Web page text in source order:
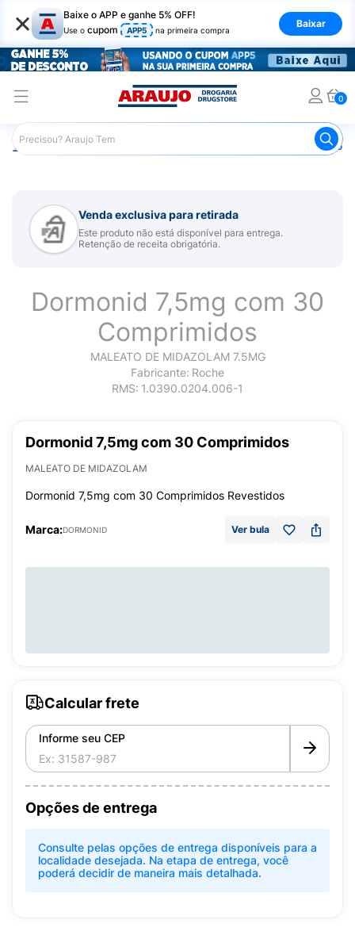
× Baixe o APP e ganhe 5% OFF!
Use o cupom APP5 na primeira compra
Baixar
0
Araujo Medicamentos Remédio para Sistema Nervoso
Venda exclusiva para retirada
Este produto não está disponível para entrega.
Retenção de receita obrigatória.
Dormonid 7,5mg com 30
Comprimidos
MALEATO DE MIDAZOLAM 7.5MG
Fabricante: Roche
RMS: 1.0390.0204.006-1
Dormonid 7,5mg com 30 Comprimidos
MALEATO DE MIDAZOLAM
Dormonid 7,5mg com 30 Comprimidos Revestidos
Marca:DORMONID Ver bula
Calcular frete
Informe seu CEP
Opções de entrega
Consulte pelas opções de entrega disponíveis para a
localidade desejada. Na etapa de entrega, você
poderá decidir de maneira mais detalhada.